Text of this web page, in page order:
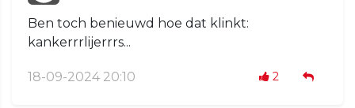
Ben toch benieuwd hoe dat klinkt:
kankerrrlijerrrs...
18-09-2024 20:10 2